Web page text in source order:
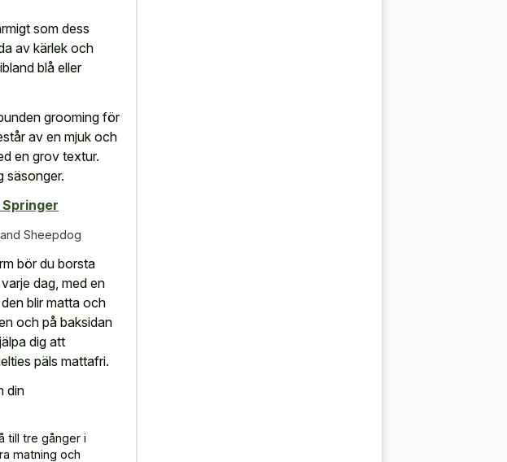
som dess
av kärlek och
blå eller
grooming för
av en mjuk och
en grov textur.
säsonger.
Sheepdog
bör du borsta
dag, med en
blir matta och
och på baksidan
dig att
päls mattafri.
din
till tre gånger i
matning och